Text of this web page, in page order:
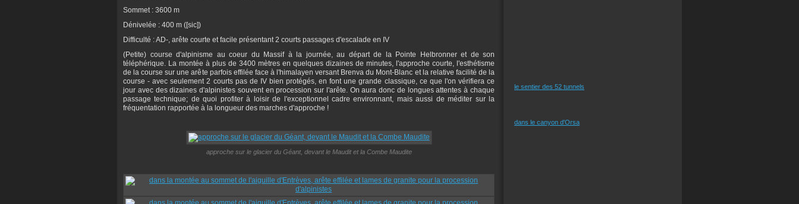
Sommet : 3600 m
Dénivelée : 400 m ([sic])
Difficulté : AD-, arête courte et facile présentant 2 courts passages d'escalade en IV
(Petite) course d'alpinisme au coeur du Massif à la journée, au départ de la Pointe Helbronner et de son
téléphérique. La montée à plus de 3400 mètres en quelques dizaines de minutes, l'approche courte, l'esthétisme
de la course sur une arête parfois effilée face à l'himalayen versant Brenva du Mont-Blanc et la relative facilité de la
course - avec seulement 2 courts pas de IV bien protégés, en font une grande classique, ce que l'on vérifiera ce
jour avec des dizaines d'alpinistes souvent en procession sur l'arête. On aura donc de longues attentes à chaque
passage technique; de quoi profiter à loisir de l'exceptionnel cadre environnant, mais aussi de méditer sur la
fréquentation rapportée à la longueur des marches d'approche !
approche sur le glacier du Géant, devant le Maudit et la Combe Maudite
le sentier des 52 tunnels
dans le canyon d'Orsa